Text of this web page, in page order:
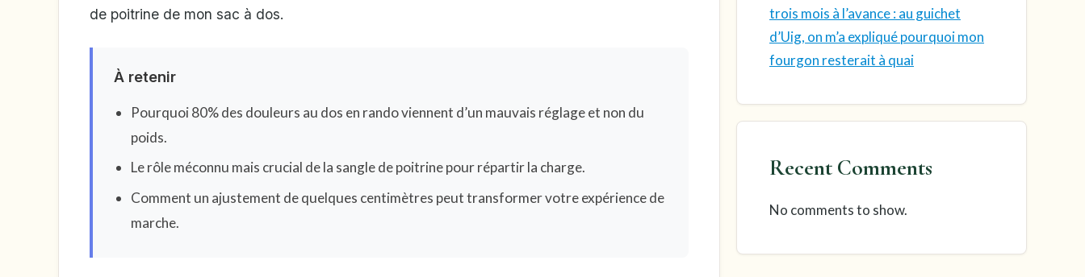
de poitrine de mon sac à dos.
À retenir
Pourquoi 80% des douleurs au dos en rando viennent d’un mauvais réglage et non du
poids.
Le rôle méconnu mais crucial de la sangle de poitrine pour répartir la charge.
Comment un ajustement de quelques centimètres peut transformer votre expérience de
marche.
trois mois à l’avance : au guichet
d’Uig, on m’a expliqué pourquoi mon
fourgon resterait à quai
Recent Comments
No comments to show.